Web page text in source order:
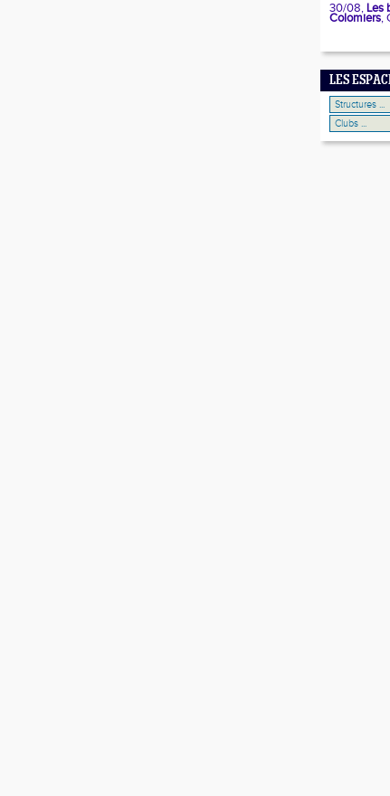
30/08, Les
Colomiers,
LES